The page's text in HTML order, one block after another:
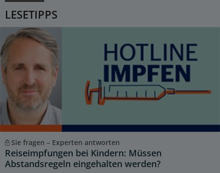
LESETIPPS
Sie fragen – Experten antworten
Reiseimpfungen bei Kindern: Müssen
Abstandsregeln eingehalten werden?